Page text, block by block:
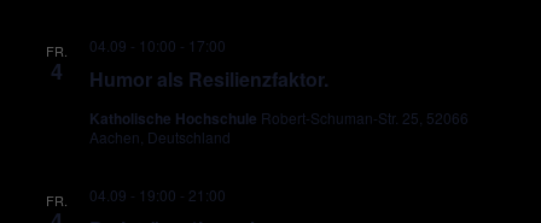
FR.
4 Humor als Resilienzfaktor.
04.09 - 10:00 - 17:00
Katholische Hochschule Robert-Schuman-Str. 25, 52066
Aachen, Deutschland
FR. 04.09 - 19:00 - 21:00